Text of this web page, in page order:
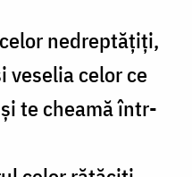
nedreptățiți,
veselia celor ce
te cheamă într-